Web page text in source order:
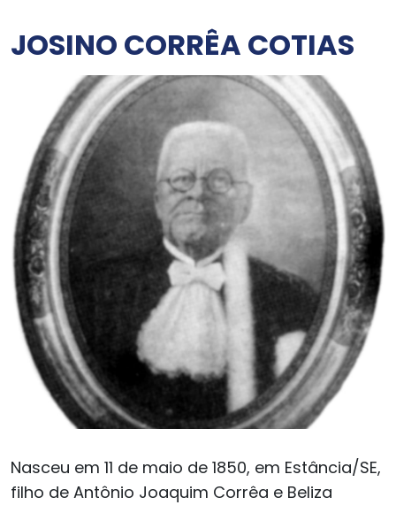
JOSINO CORRÊA COTIAS
Nasceu em 11 de maio de 1850, em Estância/SE,
filho de Antônio Joaquim Corrêa e Beliza